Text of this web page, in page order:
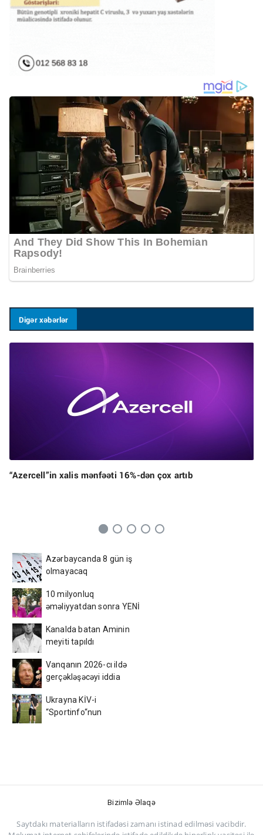
Digər xəbərlər
“Azercell”in xalis mənfəəti 16%-dən çox artıb
Azərbaycanda 8 gün iş
olmayacaq
10 milyonluq
əməliyyatdan sonra YENİ
FOTOLAR
Kanalda batan Aminin
meyiti tapıldı
Vanqanın 2026-cı ildə
gerçəkləşəcəyi iddia
var?
Ukrayna KİV-i
“Sportinfo“nun
Bizimlə Əlaqə
Saytdakı materialların istifadəsi zamanı istinad edilməsi vacibdir.